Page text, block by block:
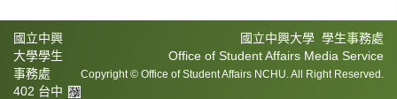
國立中興大學 學生事務處
Office of Student Affairs Media Service
Copyright © Office of Student Affairs NCHU. All Right Reserved.
國立中興
大學學生
事務處
402 台中